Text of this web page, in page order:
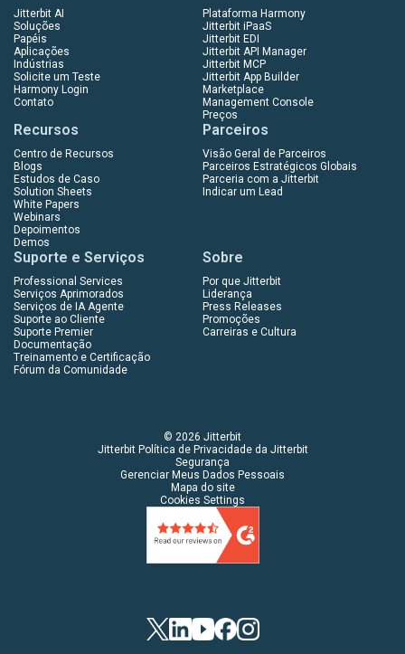
Jitterbit AI
Soluções
Papéis
Aplicações
Indústrias
Solicite um Teste
Harmony Login
Contato
Plataforma Harmony
Jitterbit iPaaS
Jitterbit EDI
Jitterbit API Manager
Jitterbit MCP
Jitterbit App Builder
Marketplace
Management Console
Preços
Recursos
Centro de Recursos
Blogs
Estudos de Caso
Solution Sheets
White Papers
Webinars
Depoimentos
Demos
Parceiros
Visão Geral de Parceiros
Parceiros Estratégicos Globais
Parceria com a Jitterbit
Indicar um Lead
Suporte e Serviços
Professional Services
Serviços Aprimorados
Serviços de IA Agente
Suporte ao Cliente
Suporte Premier
Documentação
Treinamento e Certificação
Fórum da Comunidade
Sobre
Por que Jitterbit
Liderança
Press Releases
Promoções
Carreiras e Cultura
© 2026 Jitterbit
Jitterbit Política de Privacidade da Jitterbit
Segurança
Gerenciar Meus Dados Pessoais
Mapa do site
Cookies Settings
TwitterLinkedIn
YouTubeFacebook
Instagram